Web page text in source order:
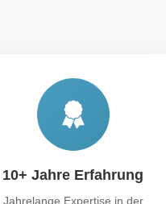
10+ Jahre Erfahrung
Jahrelange Expertise in der